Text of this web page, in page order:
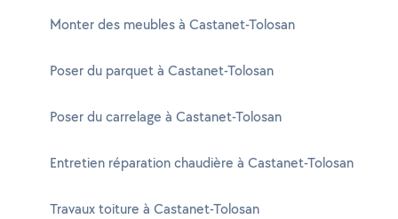
Monter des meubles à Castanet-Tolosan
Poser du parquet à Castanet-Tolosan
Poser du carrelage à Castanet-Tolosan
Entretien réparation chaudière à Castanet-Tolosan
Travaux toiture à Castanet-Tolosan